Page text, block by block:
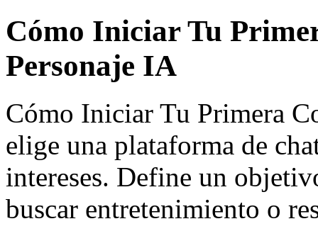
Cómo Iniciar Tu
Personaje IA
Cómo Iniciar Tu Primera
elige una plataforma de
intereses. Define un
buscar entretenimiento o